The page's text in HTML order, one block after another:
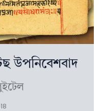
উপনিবেশবাদ